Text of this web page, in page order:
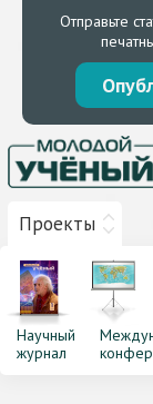
Отправьте
Проекты
Научный
журнал